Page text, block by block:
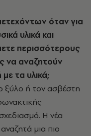
υλικά και
περισσότερους
να αναζητούν
τα υλικά;
ξύλο ή τον ασβέστη
Η νέα
μια πιο